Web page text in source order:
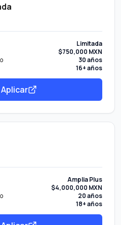
Limitada
$750,000 MXN
30 años
16+ años
Aplicar
Amplia Plus
$4,000,000 MXN
20 años
18+ años